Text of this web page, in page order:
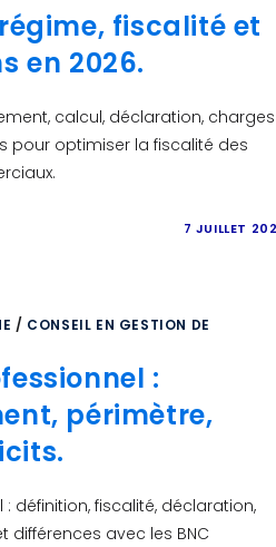
fiscalité et
en 2026.
calcul, déclaration, charges
pour optimiser la fiscalité des
7 JUILLET
/ CONSEIL EN GESTION DE
:
périmètre,
: définition, fiscalité, déclaration,
avec les BNC